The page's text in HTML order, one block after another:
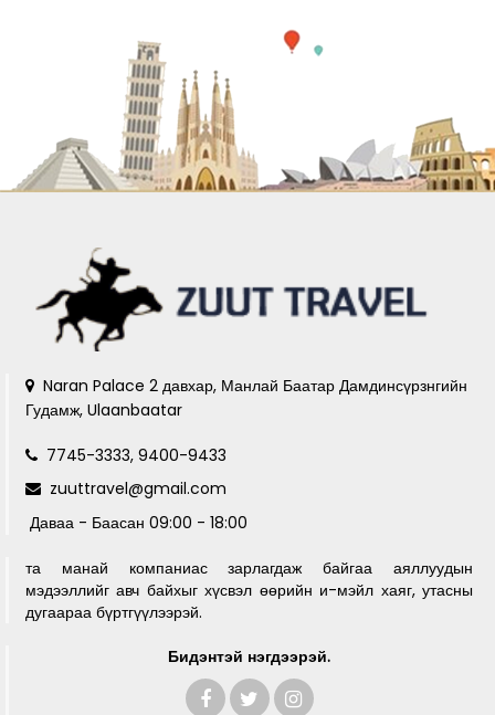
Naran Palace 2 давхар, Манлай Баатар Дамдинсүрзнгийн
Гудамж, Ulaanbaatar
7745-3333, 9400-9433
zuuttravel@gmail.com
Даваа - Баасан 09:00 - 18:00
та манай компаниас зарлагдаж байгаа аяллуудын
мэдээллийг авч байхыг хүсвэл өөрийн и-мэйл хаяг, утасны
дугаараа бүртгүүлээрэй.
Бидэнтэй нэгдээрэй.